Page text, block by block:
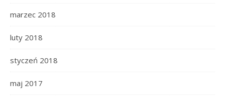
marzec 2018
luty 2018
styczeń 2018
maj 2017